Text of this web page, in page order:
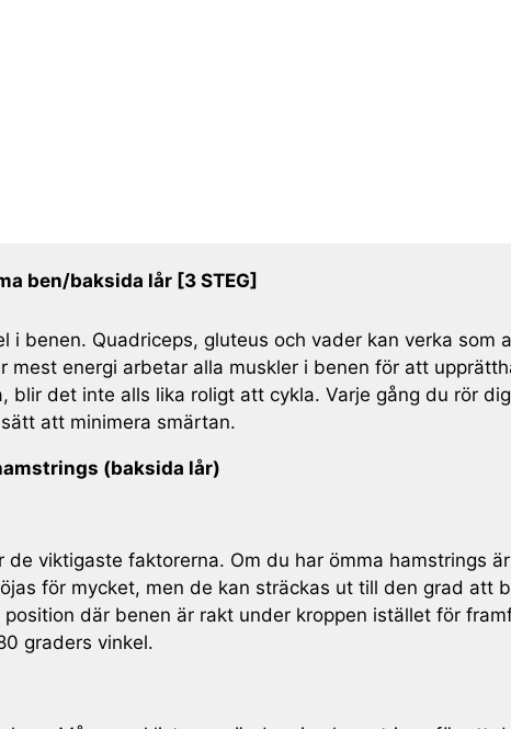
ben/baksida lår [3 STEG]
i benen. Quadriceps, gluteus och vader kan verka
mest energi arbetar alla muskler i benen för att
blir det inte alls lika roligt att cykla. Varje gång du rör
att minimera smärtan.
(baksida lår)
de viktigaste faktorerna. Om du har ömma hamstrings
för mycket, men de kan sträckas ut till den grad
där benen är rakt under kroppen istället för
graders vinkel.